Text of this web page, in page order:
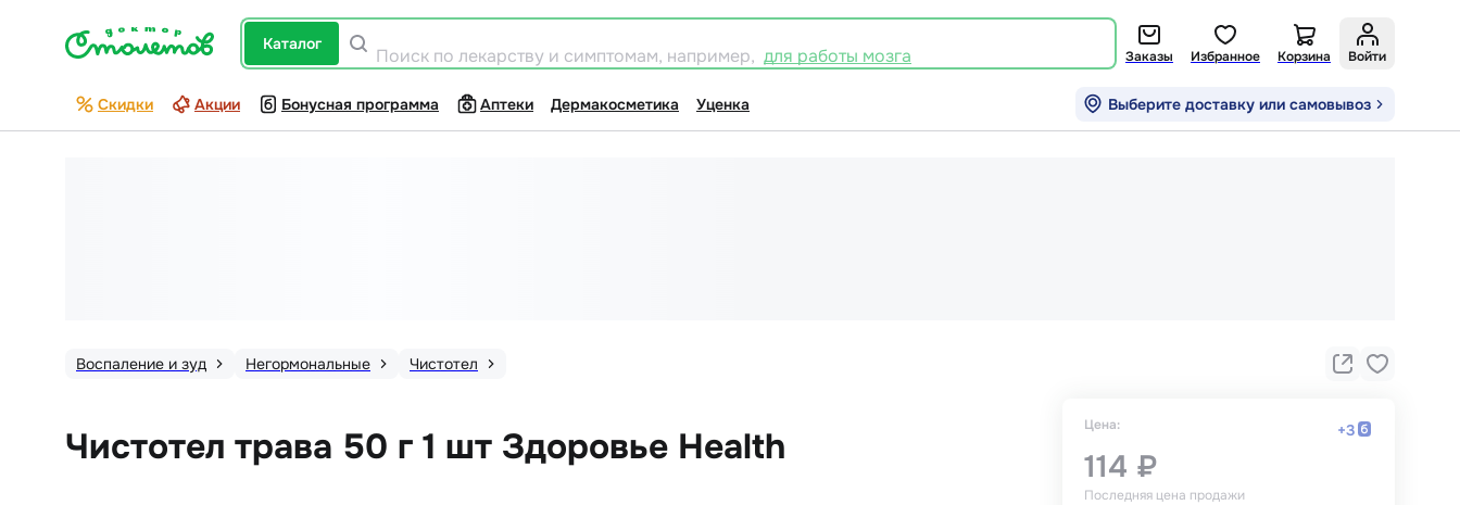
каталог
Поиск по лекарству и симптомам, например, для работы мозга Заказы Избранное Корзина Войти
Скидки Акции Бонусная программа Аптеки Дермакосметика Уценка Выберите доставку или самовывоз
Воспаление и зуд Негормональные Чистотел
Чистотел трава 50 г 1 шт Здоровье Health Цена: +3
114 ₽
Последняя цена продажи